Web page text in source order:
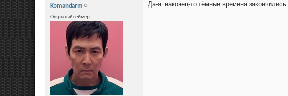
Komandarm
Открытый геймер
Да-а, наконец-то тёмные времена закончились.